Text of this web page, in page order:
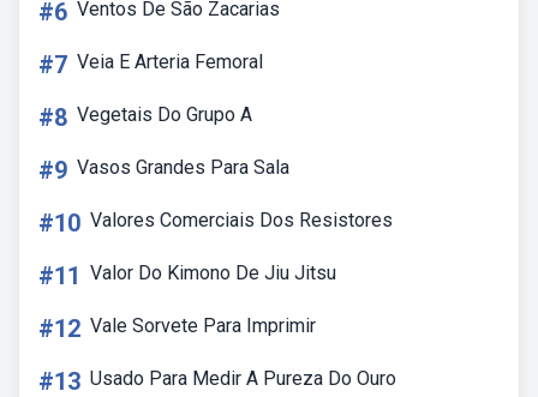
#6 Ventos De São Zacarias
#7 Veia E Arteria Femoral
#8 Vegetais Do Grupo A
#9 Vasos Grandes Para Sala
#10 Valores Comerciais Dos Resistores
#11 Valor Do Kimono De Jiu Jitsu
#12 Vale Sorvete Para Imprimir
#13 Usado Para Medir A Pureza Do Ouro